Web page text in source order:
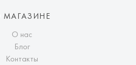
МАГАЗИНЕ
О нас
Блог
Контакты